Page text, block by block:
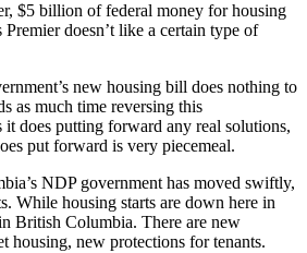
$5 billion of federal money for housing
Premier doesn’t like a certain type of
new housing bill does nothing to
as much time reversing this
it does putting forward any real solutions,
put forward is very piecemeal.
NDP government has moved swiftly,
While housing starts are down here in
British Columbia. There are new
housing, new protections for tenants.